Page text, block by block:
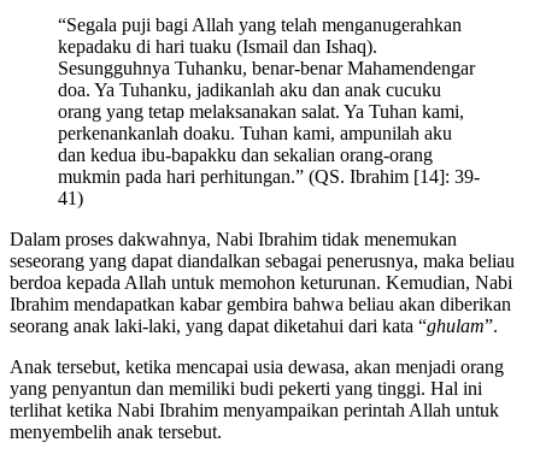
“Segala puji bagi Allah yang telah menganugerahkan
kepadaku di hari tuaku (Ismail dan Ishaq).
Sesungguhnya Tuhanku, benar-benar Mahamendengar
doa. Ya Tuhanku, jadikanlah aku dan anak cucuku
orang yang tetap melaksanakan salat. Ya Tuhan kami,
perkenankanlah doaku. Tuhan kami, ampunilah aku
dan kedua ibu-bapakku dan sekalian orang-orang
mukmin pada hari perhitungan.” (QS. Ibrahim [14]: 39-
41)
Dalam proses dakwahnya, Nabi Ibrahim tidak menemukan
seseorang yang dapat diandalkan sebagai penerusnya, maka beliau
berdoa kepada Allah untuk memohon keturunan. Kemudian, Nabi
Ibrahim mendapatkan kabar gembira bahwa beliau akan diberikan
seorang anak laki-laki, yang dapat diketahui dari kata “ghulam”.
Anak tersebut, ketika mencapai usia dewasa, akan menjadi orang
yang penyantun dan memiliki budi pekerti yang tinggi. Hal ini
terlihat ketika Nabi Ibrahim menyampaikan perintah Allah untuk
menyembelih anak tersebut.